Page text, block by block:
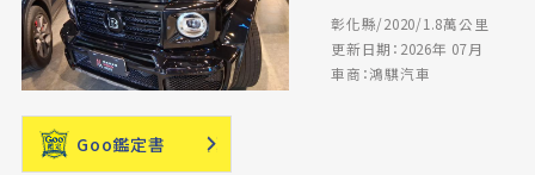
彰化縣/2020/1.8萬公里
更新日期：2026年 07月
車商：鴻騏汽車
Goo鑑定書